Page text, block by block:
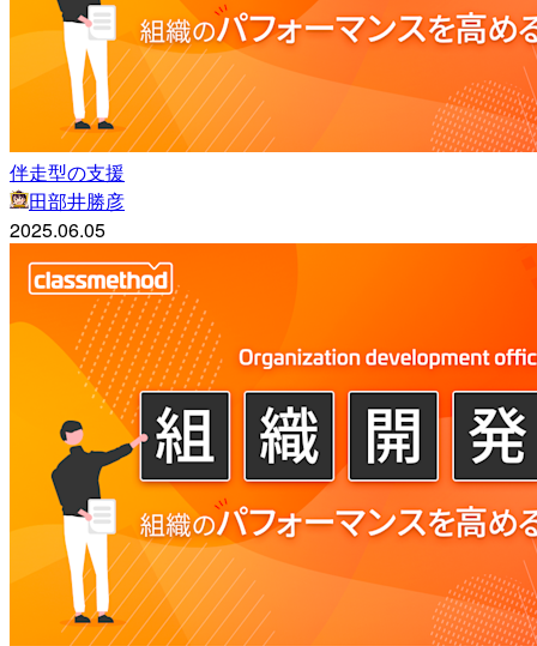
伴走型の支援
田部井勝彦
2025.06.05